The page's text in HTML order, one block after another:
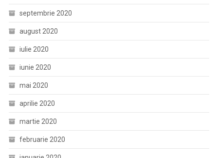
septembrie 2020
august 2020
iulie 2020
iunie 2020
mai 2020
aprilie 2020
martie 2020
februarie 2020